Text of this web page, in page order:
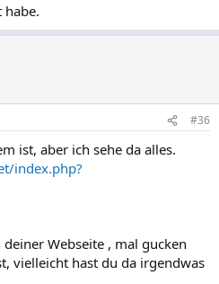
habe.
#36
ist, aber ich sehe da alles.
index.php?
Webseite , mal gucken
vielleicht hast du da irgendwas